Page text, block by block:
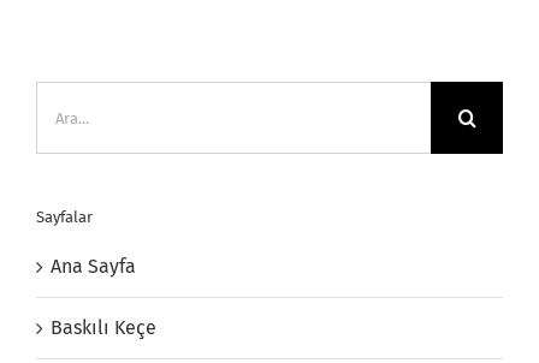
Sayfalar
Ana Sayfa
Baskılı Keçe